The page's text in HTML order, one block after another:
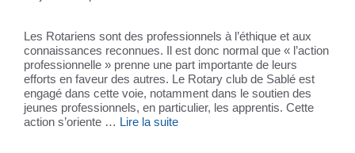
Les Rotariens sont des professionnels à l’éthique et aux
connaissances reconnues. Il est donc normal que « l’action
professionnelle » prenne une part importante de leurs
efforts en faveur des autres. Le Rotary club de Sablé est
engagé dans cette voie, notamment dans le soutien des
jeunes professionnels, en particulier, les apprentis. Cette
action s’oriente … Lire la suite